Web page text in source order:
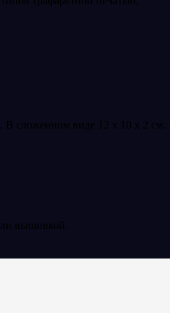
сложенном виде 12 х 10 х 2
вышивкой.